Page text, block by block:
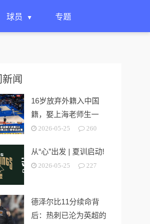
球员 专题
闻
16岁放弃外籍入中国
籍，娶上海老师生一
女，24岁帮上海男篮进
2026-05-25 260
从“心”出发 | 夏训启动!
2026-05-25 227
德泽尔比11分续命背
后：热刺已沦为英超的